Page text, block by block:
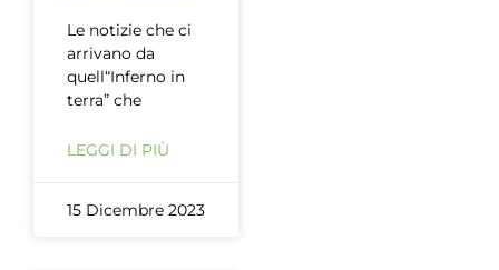
Le notizie che ci
arrivano da
quell“Inferno in
terra” che
LEGGI DI PIÙ
15 Dicembre 2023